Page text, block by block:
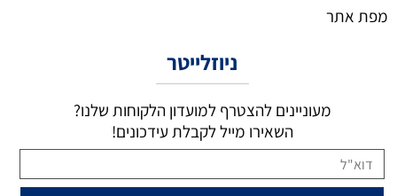
מפת אתר
ניוזלייטר
מעוניינים להצטרף למועדון הלקוחות שלנו?
השאירו מייל לקבלת עידכונים!